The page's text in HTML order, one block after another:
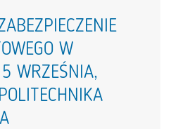
W
WRZEŚNIA,